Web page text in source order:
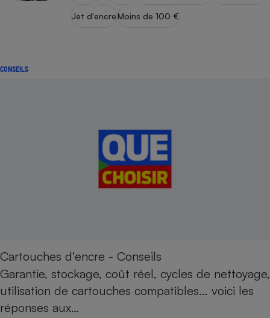
Jet d'encre Moins de 100 €
CONSEILS
Cartouches d'encre - Conseils
Garantie, stockage, coût réel, cycles de nettoyage,
utilisation de cartouches compatibles... voici les
réponses aux…